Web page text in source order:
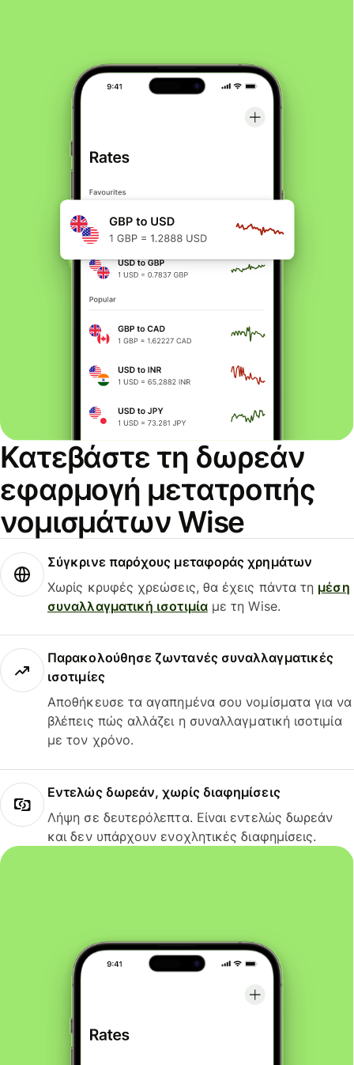
Κατεβάστε τη δωρεάν
εφαρμογή μετατροπής
νομισμάτων Wise
Σύγκρινε παρόχους μεταφοράς χρημάτων
Χωρίς κρυφές χρεώσεις, θα έχεις πάντα τη μέση
συναλλαγματική ισοτιμίαμε τη Wise.
Παρακολούθησε ζωντανές συναλλαγματικές
ισοτιμίες
Αποθήκευσε τα αγαπημένα σου νομίσματα για να
βλέπεις πώς αλλάζει η συναλλαγματική ισοτιμία
με τον χρόνο.
Εντελώς δωρεάν, χωρίς διαφημίσεις
Λήψη σε δευτερόλεπτα. Είναι εντελώς δωρεάν
και δεν υπάρχουν ενοχλητικές διαφημίσεις.